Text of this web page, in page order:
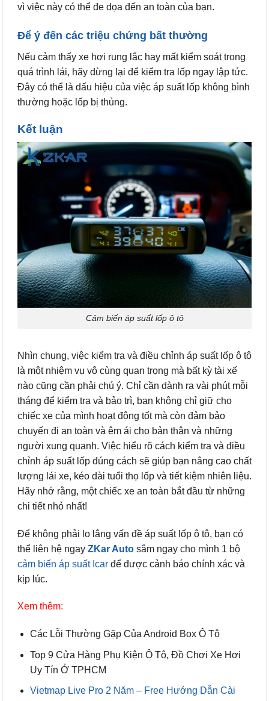
vì việc này có thể đe dọa đến an toàn của bạn.
Để ý đến các triệu chứng bất thường
Nếu cảm thấy xe hơi rung lắc hay mất kiểm soát trong
quá trình lái, hãy dừng lại để kiểm tra lốp ngay lập tức.
Đây có thể là dấu hiệu của việc áp suất lốp không bình
thường hoặc lốp bị thủng.
Kết luận
Cảm biến áp suất lốp ô tô
Nhìn chung, việc kiểm tra và điều chỉnh áp suất lốp ô tô
là một nhiệm vụ vô cùng quan trọng mà bất kỳ tài xế
nào cũng cần phải chú ý. Chỉ cần dành ra vài phút mỗi
tháng để kiểm tra và bảo trì, bạn không chỉ giữ cho
chiếc xe của mình hoạt động tốt mà còn đảm bảo
chuyến đi an toàn và êm ái cho bản thân và những
người xung quanh. Việc hiểu rõ cách kiểm tra và điều
chỉnh áp suất lốp đúng cách sẽ giúp bạn nâng cao chất
lượng lái xe, kéo dài tuổi thọ lốp và tiết kiệm nhiên liệu.
Hãy nhớ rằng, một chiếc xe an toàn bắt đầu từ những
chi tiết nhỏ nhất!
Để không phải lo lắng vấn đề áp suất lốp ô tô, bạn có
thể liên hệ ngay ZKar Auto sắm ngay cho mình 1 bộ
cảm biến áp suất Icar để được cảnh báo chính xác và
kịp lúc.
Xem thêm:
Các Lỗi Thường Gặp Của Android Box Ô Tô
Top 9 Cửa Hàng Phụ Kiện Ô Tô, Đồ Chơi Xe Hơi
Uy Tín Ở TPHCM
Vietmap Live Pro 2 Năm – Free Hướng Dẫn Cài